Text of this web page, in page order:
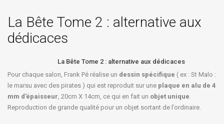
La Bête Tome 2 : alternative aux
dédicaces
La Bête Tome 2 : alternative aux dédicaces
Pour chaque salon, Frank Pé réalise un dessin spécifique ( ex : St Malo :
le marsu avec des pirates ) qui est reproduit sur une plaque en alu de 4
mm d’épaisseur, 20cm X 14cm, ce qui en fait un objet unique.
Reproduction de grande qualité pour un objet sortant de l’ordinaire.